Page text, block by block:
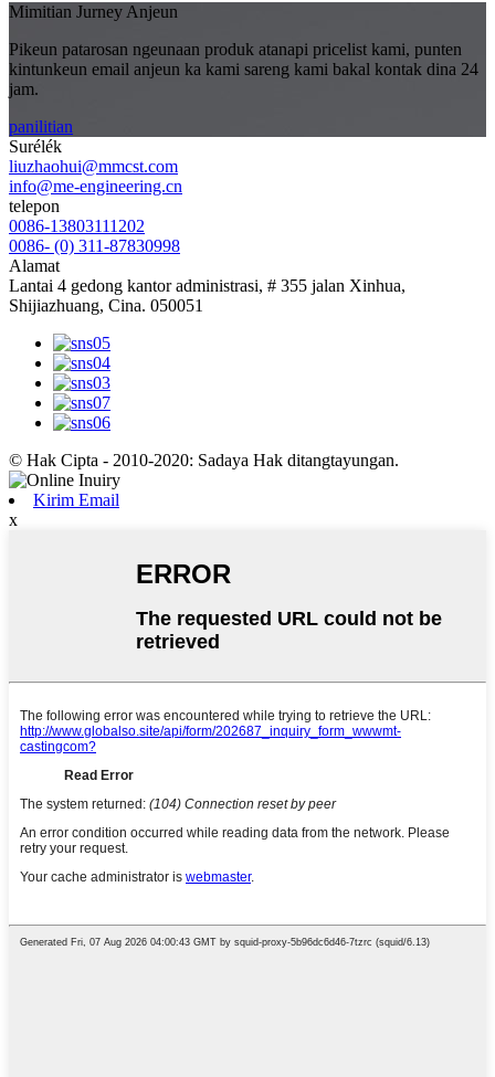
Mimitian Jurney Anjeun
Pikeun patarosan ngeunaan produk atanapi pricelist kami, punten
kintunkeun email anjeun ka kami sareng kami bakal kontak dina 24
jam.
panilitian
Surélék
liuzhaohui@mmcst.com
info@me-engineering.cn
telepon
0086-13803111202
0086- (0) 311-87830998
Alamat
Lantai 4 gedong kantor administrasi, # 355 jalan Xinhua,
Shijiazhuang, Cina. 050051
© Hak Cipta - 2010-2020: Sadaya Hak ditangtayungan.
Kirim Email
x